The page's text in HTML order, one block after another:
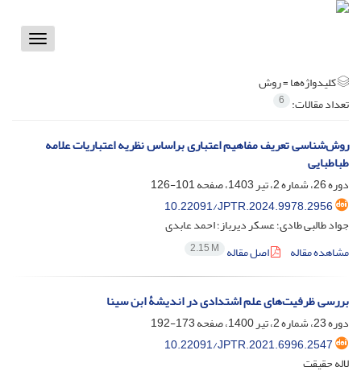
Toggle
کلیدواژه‌ها =روش
تعداد مقالات: 6
روش‌شناسی تعریف مفاهیم اعتباری براساس نظریه اعتباریات علامه
طباطبایی
دوره 26، شماره 2، تیر 1403، صفحه
101-126
10.22091/JPTR.2024.9978.2956
جواد طالبی طادی؛ عسکر دیرباز؛ احمد عابدی
مشاهده مقاله
اصل مقاله 2.15 M
بررسی ظرفیت‌های علم اشتدادی در اندیشۀ ابن سینا
دوره 23، شماره 2، تیر 1400، صفحه
173-192
10.22091/JPTR.2021.6996.2547
لاله حقیقت